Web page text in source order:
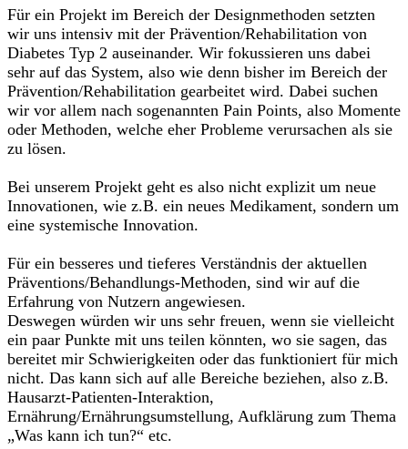
Für ein Projekt im Bereich der Designmethoden setzten
wir uns intensiv mit der Prävention/Rehabilitation von
Diabetes Typ 2 auseinander. Wir fokussieren uns dabei
sehr auf das System, also wie denn bisher im Bereich der
Prävention/Rehabilitation gearbeitet wird. Dabei suchen
wir vor allem nach sogenannten Pain Points, also Momente
oder Methoden, welche eher Probleme verursachen als sie
zu lösen.
Bei unserem Projekt geht es also nicht explizit um neue
Innovationen, wie z.B. ein neues Medikament, sondern um
eine systemische Innovation.
Für ein besseres und tieferes Verständnis der aktuellen
Präventions/Behandlungs-Methoden, sind wir auf die
Erfahrung von Nutzern angewiesen.
Deswegen würden wir uns sehr freuen, wenn sie vielleicht
ein paar Punkte mit uns teilen könnten, wo sie sagen, das
bereitet mir Schwierigkeiten oder das funktioniert für mich
nicht. Das kann sich auf alle Bereiche beziehen, also z.B.
Hausarzt-Patienten-Interaktion,
Ernährung/Ernährungsumstellung, Aufklärung zum Thema
„Was kann ich tun?“ etc.